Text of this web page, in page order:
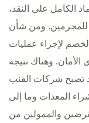
الكامل على النقد،
للمجرمين. ومن شأن
لإجراء عمليات
وهناك نتيجة
تصبح شركات القنب
المعدات وما إلى
والممولين من